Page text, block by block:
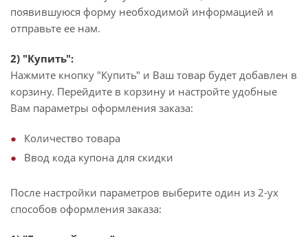
появившуюся форму необходимой информацией и
отправьте ее нам.
2) "Купить":
Нажмите кнопку "Купить" и Ваш товар будет добавлен в
корзину. Перейдите в корзину и настройте удобные
Вам параметры оформления заказа:
Количество товара
Ввод кода купона для скидки
После настройки параметров выберите один из 2-ух
способов оформления заказа: